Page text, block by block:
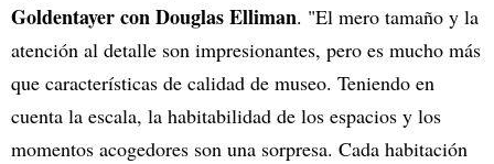
Goldentayer con Douglas Elliman. "El mero tamaño y la
atención al detalle son impresionantes, pero es mucho más
que características de calidad de museo. Teniendo en
cuenta la escala, la habitabilidad de los espacios y los
momentos acogedores son una sorpresa. Cada habitación